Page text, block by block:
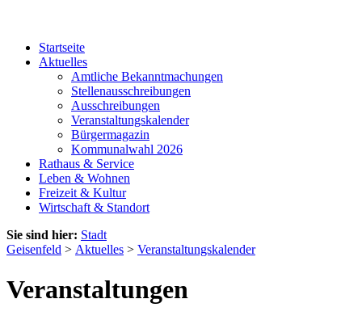
Startseite
Aktuelles
Amtliche Bekanntmachungen
Stellenausschreibungen
Ausschreibungen
Veranstaltungskalender
Bürgermagazin
Kommunalwahl 2026
Rathaus & Service
Leben & Wohnen
Freizeit & Kultur
Wirtschaft & Standort
Sie sind hier: Stadt
Geisenfeld > Aktuelles > Veranstaltungskalender
Veranstaltungen